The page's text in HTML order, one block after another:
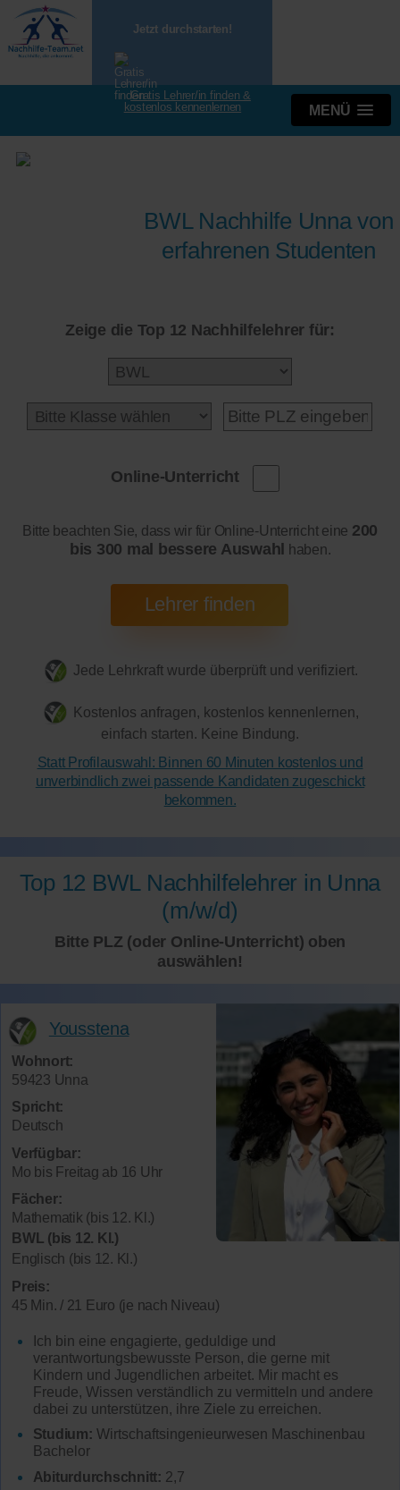
Jetzt durchstarten!
Gratis Lehrer/in finden &
kostenlos kennenlernen
MENÜ
BWL Nachhilfe Unna von
erfahrenen Studenten
Zeige die Top 12 Nachhilfelehrer für:
Online-Unterricht
Bitte beachten Sie, dass wir für Online-Unterricht eine 200
bis 300 mal bessere Auswahl haben.
Jede Lehrkraft wurde überprüft und verifiziert.
Kostenlos anfragen, kostenlos kennenlernen,
einfach starten. Keine Bindung.
Statt Profilauswahl: Binnen 60 Minuten kostenlos und
unverbindlich zwei passende Kandidaten zugeschickt
bekommen.
Top 12 BWL Nachhilfelehrer in Unna
(m/w/d)
Bitte PLZ (oder Online-Unterricht) oben
auswählen!
Yousstena
Wohnort:
59423 Unna
Spricht:
Deutsch
Verfügbar:
Mo bis Freitag ab 16 Uhr
Fächer:
Mathematik (bis 12. Kl.)
BWL (bis 12. Kl.)
Englisch (bis 12. Kl.)
Preis:
45 Min. / 21 Euro (je nach Niveau)
Ich bin eine engagierte, geduldige und
verantwortungsbewusste Person, die gerne mit
Kindern und Jugendlichen arbeitet. Mir macht es
Freude, Wissen verständlich zu vermitteln und andere
dabei zu unterstützen, ihre Ziele zu erreichen.
Studium: Wirtschaftsingenieurwesen Maschinenbau
Bachelor
Abiturdurchschnitt: 2,7